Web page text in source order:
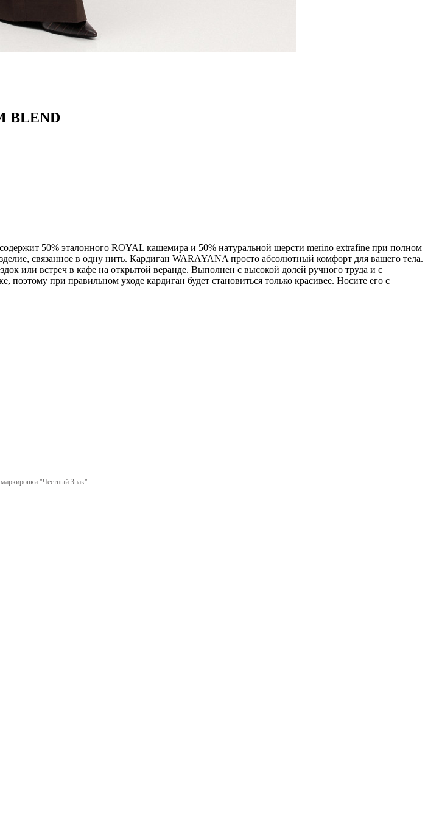
BLEND
50% эталонного ROYAL кашемира и 50% натуральной шерсти merino extrafine при полном
связанное в одну нить. Кардиган WARAYANA просто абсолютный комфорт для вашего тела.
или встреч в кафе на открытой веранде. Выполнен с высокой долей ручного труда и с
при правильном уходе кардиган будет становиться только красивее. Носите его с
маркировки "Честный Знак"